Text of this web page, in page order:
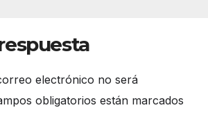
electrónico no será
obligatorios están marcados